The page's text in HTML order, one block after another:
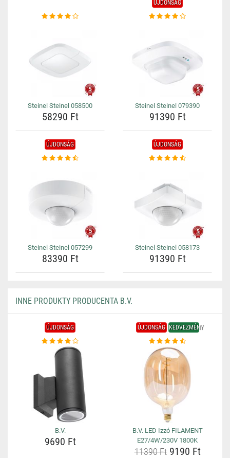
Steinel Steinel 058500
58290 Ft
ÚJDONSÁG
Steinel Steinel 079390
91390 Ft
ÚJDONSÁG
Steinel Steinel 057299
83390 Ft
ÚJDONSÁG
Steinel Steinel 058173
91390 Ft
INNE PRODUKTY PRODUCENTA B.V.
ÚJDONSÁG
B.V.
9690 Ft
ÚJDONSÁG KEDVEZMÉNY
B.V. LED Izzó FILAMENT
E27/4W/230V 1800K
11390 Ft9190 Ft